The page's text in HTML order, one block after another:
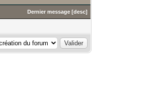
Dernier message [desc]